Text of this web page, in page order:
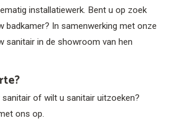
installatiewerk. Bent u op zoek
badkamer? In samenwerking met onze
sanitair in de showroom van hen
sanitair of wilt u sanitair uitzoeken?
ons op.